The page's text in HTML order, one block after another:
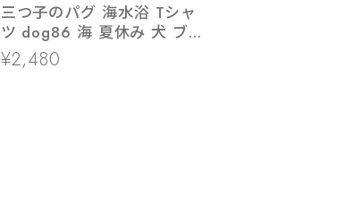
三つ子のパグ 海水浴 Tシャ
ツ dog86 海 夏休み 犬 ブヒ
ゆるい 手描きイラスト パグ
犬好き 犬服
¥2,480